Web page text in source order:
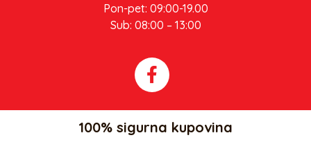
Pon-pet: 09:00-19.00
Sub: 08:00 – 13:00
100% sigurna kupovina